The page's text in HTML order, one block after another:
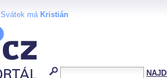
Svátek má Kristián
NAJDI